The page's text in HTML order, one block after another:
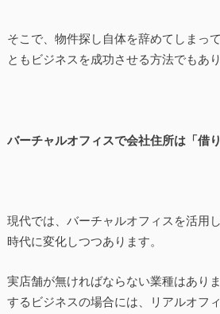
そこで、物件探し自体を辞めてしまっ
ともビジネスを成功させる方法でもあり
バーチャルオフィスで会社住所は「借
現代では、バーチャルオフィスを活用
時代に変化しつつあります。
実店舗が無ければならない業種はあり
するビジネスの場合には、リアルオフ